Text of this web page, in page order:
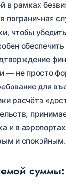
в рамках
пограничная
чтобы
— не просто
для
расчёта
и в
и спокойным.